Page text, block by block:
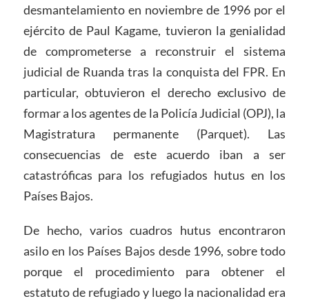
desmantelamiento en noviembre de 1996 por el
ejército de Paul Kagame, tuvieron la genialidad
de comprometerse a reconstruir el sistema
judicial de Ruanda tras la conquista del FPR. En
particular, obtuvieron el derecho exclusivo de
formar a los agentes de la Policía Judicial (OPJ), la
Magistratura permanente (Parquet). Las
consecuencias de este acuerdo iban a ser
catastróficas para los refugiados hutus en los
Países Bajos.
De hecho, varios cuadros hutus encontraron
asilo en los Países Bajos desde 1996, sobre todo
porque el procedimiento para obtener el
estatuto de refugiado y luego la nacionalidad era